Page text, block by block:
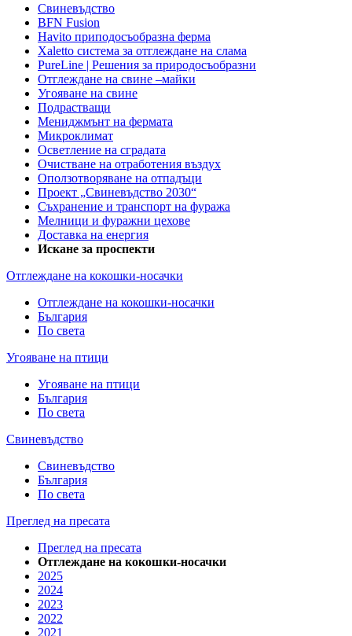
Свиневъдство
BFN Fusion
Havito приподосъобразна ферма
Xaletto система за отглеждане на слама
PureLine | Решения за природосъобразни
Отглеждане на свине –майки
Угояване на свине
Подрастващи
Мениджмънт на фермата
Микроклимат
Осветление на сградата
Очистване на отработения въздух
Оползотворяване на отпадъци
Проект „Свиневъдство 2030“
Съхранение и транспорт на фуража
Мелници и фуражни цехове
Доставка на енергия
Искане за проспекти
Отглеждане на кокошки-носачки
Отглеждане на кокошки-носачки
България
По света
Угояване на птици
Угояване на птици
България
По света
Свиневъдство
Свиневъдство
България
По света
Преглед на пресата
Преглед на пресата
Отглеждане на кокошки-носачки
2025
2024
2023
2022
2021